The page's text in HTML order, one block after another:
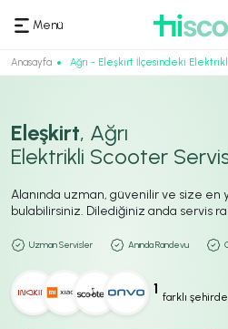
Menü
Anasayfa Ağrı - Eleşkirt İlçesindeki
Eleşkirt, Ağrı
Elektrikli Scooter
Alanında uzman, güvenilir ve size en
bulabilirsiniz. Dilediğiniz anda servis
Uzman Servisler Anında Randevu
1 farklı